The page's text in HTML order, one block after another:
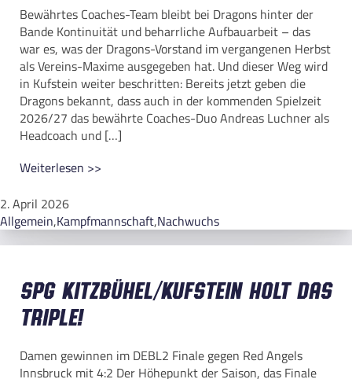
Bewährtes Coaches-Team bleibt bei Dragons hinter der
Bande Kontinuität und beharrliche Aufbauarbeit – das
war es, was der Dragons-Vorstand im vergangenen Herbst
als Vereins-Maxime ausgegeben hat. Und dieser Weg wird
in Kufstein weiter beschritten: Bereits jetzt geben die
Dragons bekannt, dass auch in der kommenden Spielzeit
2026/27 das bewährte Coaches-Duo Andreas Luchner als
Headcoach und […]
Weiterlesen >>
2. April 2026
Allgemein,Kampfmannschaft,Nachwuchs
SPG Kitzbühel/Kufstein holt das
Triple!
Damen gewinnen im DEBL2 Finale gegen Red Angels
Innsbruck mit 4:2 Der Höhepunkt der Saison, das Finale